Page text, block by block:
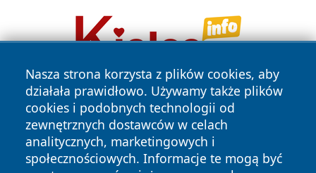
Nasza strona korzysta z plików cookies, aby
działała prawidłowo. Używamy także plików
cookies i podobnych technologii od
zewnętrznych dostawców w celach
analitycznych, marketingowych i
społecznościowych. Informacje te mogą być